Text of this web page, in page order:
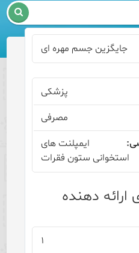

جایگزین جسم مهره ای
پزشکی
مصرفی
ایمپلنت های
استخوانی ستون فقرات
دهنده
۱